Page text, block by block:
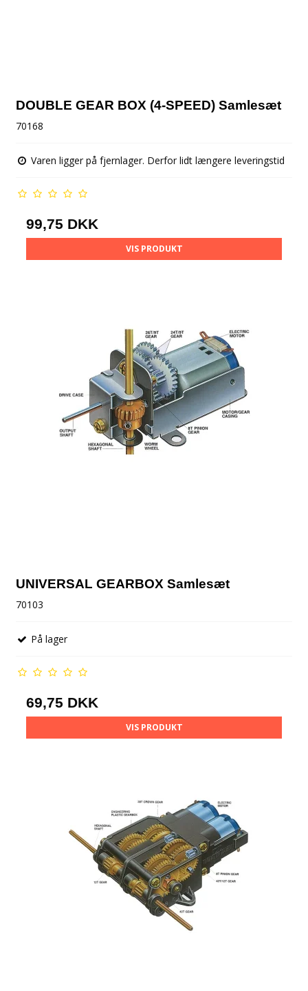
DOUBLE GEAR BOX (4-SPEED) Samlesæt
70168
Varen ligger på fjernlager. Derfor lidt længere leveringstid
99,75 DKK
VIS PRODUKT
UNIVERSAL GEARBOX Samlesæt
70103
På lager
69,75 DKK
VIS PRODUKT